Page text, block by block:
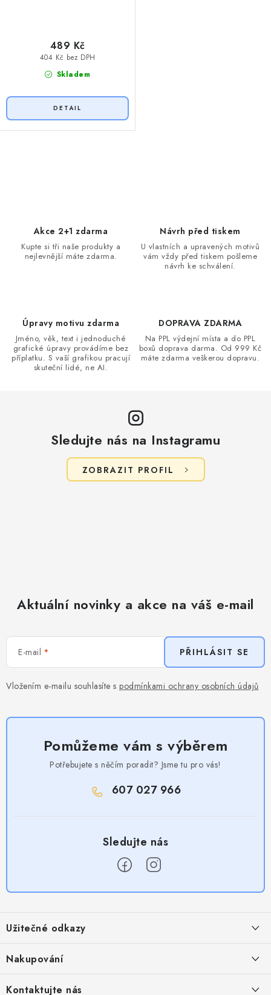
Skladem
404 Kč bez DPH
489 Kč
y
Akce 2+1 zdarma
Kupte si tři naše produkty a
nejlevnější máte zdarma.
Návrh před tiskem
U vlastních a upravených motivů
vám vždy před tiskem pošleme
návrh ke schválení.
Úpravy motivu zdarma
Jméno, věk, text i jednoduché
grafické úpravy provádíme bez
příplatku. S vaší grafikou pracují
skuteční lidé, ne AI.
DOPRAVA ZDARMA
Na PPL výdejní místa a do PPL
boxů doprava darma. Od 999 Kč
máte zdarma veškerou dopravu.
Sledujte nás na Instagramu
ZOBRAZIT PROFIL
Aktuální novinky a akce na váš e-mail
E-mail
Vložením e-mailu souhlasíte s podmínkami ochrany osobních údajů
PŘIHLÁSIT SE
Pomůžeme vám s výběrem
Potřebujete s něčím poradit? Jsme tu pro vás!
607 027 966
p
a
Užitečné odkazy
Nakupování
Kontaktujte nás